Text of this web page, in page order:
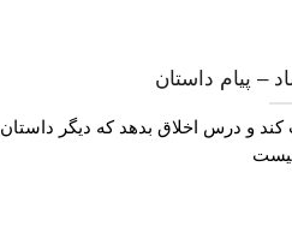
– پیام داستان
و درس اخلاق بدهد که دیگر داستان